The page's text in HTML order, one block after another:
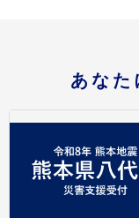
あなた